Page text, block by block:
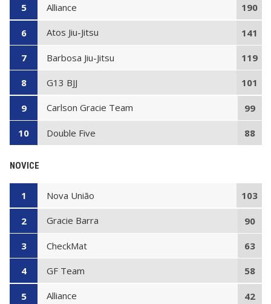
5 Alliance 190
6 Atos Jiu-Jitsu 141
7 Barbosa Jiu-Jitsu 119
8 G13 BJJ 101
9 Carlson Gracie Team 99
10 Double Five 88
NOVICE
1 Nova União 103
2 Gracie Barra 90
3 CheckMat 63
4 GF Team 58
5 Alliance 42